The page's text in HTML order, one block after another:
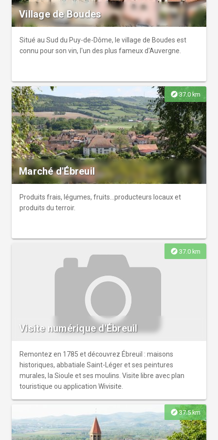
Village de Boudes
Situé au Sud du Puy-de-Dôme, le village de Boudes est
connu pour son vin, l'un des plus fameux d'Auvergne.
explore37.0 km
Marché d'Ébreuil
Produits frais, légumes, fruits...producteurs locaux et
produits du terroir.
explore 37.0 km
Visite numérique d'Ébreuil
Remontez en 1785 et découvrez Ébreuil : maisons
historiques, abbatiale Saint-Léger et ses peintures
murales, la Sioule et ses moulins. Visite libre avec plan
touristique ou application Wivisite.
explore37.5 km